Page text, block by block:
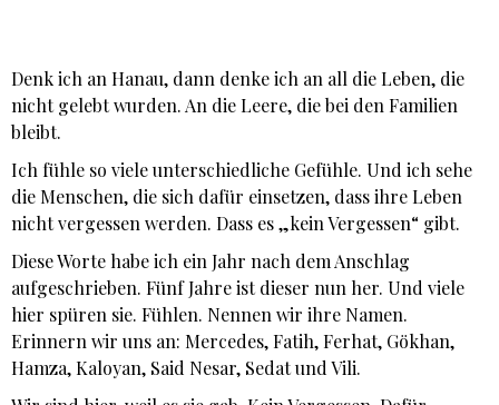
Denk ich an Hanau, dann denke ich an all die Leben, die
nicht gelebt wurden. An die Leere, die bei den Familien
bleibt.
Ich fühle so viele unterschiedliche Gefühle. Und ich sehe
die Menschen, die sich dafür einsetzen, dass ihre Leben
nicht vergessen werden. Dass es „kein Vergessen“ gibt.
Diese Worte habe ich ein Jahr nach dem Anschlag
aufgeschrieben. Fünf Jahre ist dieser nun her. Und viele
hier spüren sie. Fühlen. Nennen wir ihre Namen.
Erinnern wir uns an: Mercedes, Fatih, Ferhat, Gökhan,
Hamza, Kaloyan, Said Nesar, Sedat und Vili.